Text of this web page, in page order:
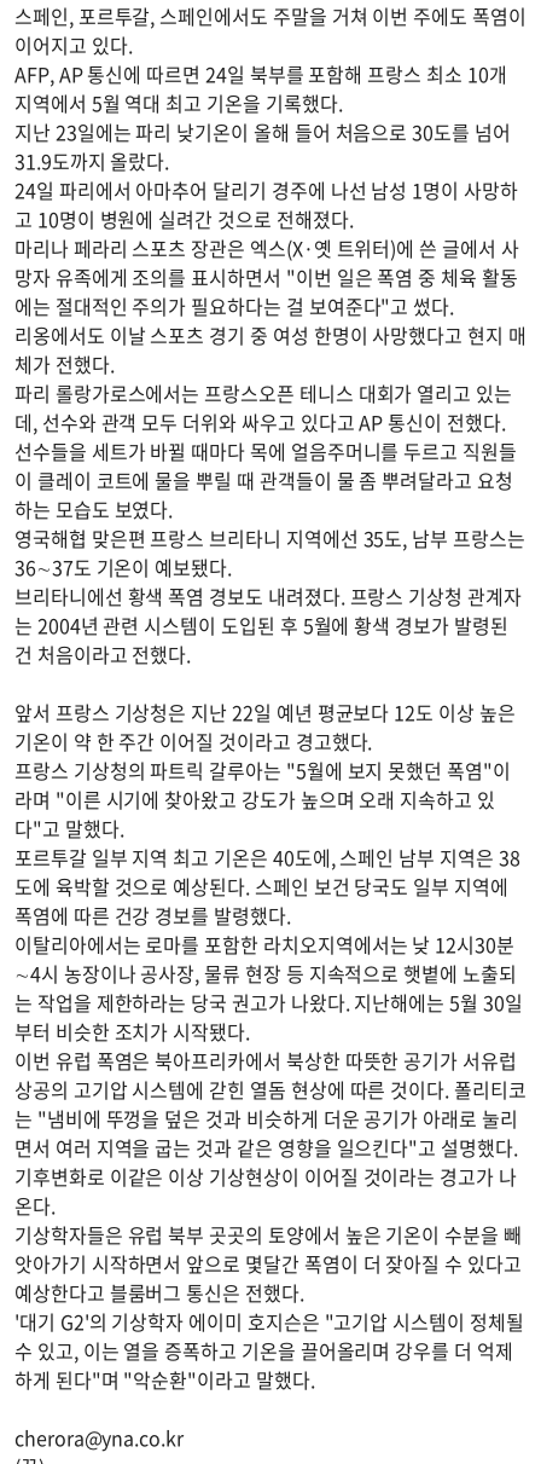
스페인, 포르투갈, 스페인에서도 주말을 거쳐 이번 주에도 폭염이
이어지고 있다.
AFP, AP 통신에 따르면 24일 북부를 포함해 프랑스 최소 10개
지역에서 5월 역대 최고 기온을 기록했다.
지난 23일에는 파리 낮기온이 올해 들어 처음으로 30도를 넘어
31.9도까지 올랐다.
24일 파리에서 아마추어 달리기 경주에 나선 남성 1명이 사망하
고 10명이 병원에 실려간 것으로 전해졌다.
마리나 페라리 스포츠 장관은 엑스(X·옛 트위터)에 쓴 글에서 사
망자 유족에게 조의를 표시하면서 "이번 일은 폭염 중 체육 활동
에는 절대적인 주의가 필요하다는 걸 보여준다"고 썼다.
리옹에서도 이날 스포츠 경기 중 여성 한명이 사망했다고 현지 매
체가 전했다.
파리 롤랑가로스에서는 프랑스오픈 테니스 대회가 열리고 있는
데, 선수와 관객 모두 더위와 싸우고 있다고 AP 통신이 전했다.
선수들을 세트가 바뀔 때마다 목에 얼음주머니를 두르고 직원들
이 클레이 코트에 물을 뿌릴 때 관객들이 물 좀 뿌려달라고 요청
하는 모습도 보였다.
영국해협 맞은편 프랑스 브리타니 지역에선 35도, 남부 프랑스는
36∼37도 기온이 예보됐다.
브리타니에선 황색 폭염 경보도 내려졌다. 프랑스 기상청 관계자
는 2004년 관련 시스템이 도입된 후 5월에 황색 경보가 발령된
건 처음이라고 전했다.
앞서 프랑스 기상청은 지난 22일 예년 평균보다 12도 이상 높은
기온이 약 한 주간 이어질 것이라고 경고했다.
프랑스 기상청의 파트릭 갈루아는 "5월에 보지 못했던 폭염"이
라며 "이른 시기에 찾아왔고 강도가 높으며 오래 지속하고 있
다"고 말했다.
포르투갈 일부 지역 최고 기온은 40도에, 스페인 남부 지역은 38
도에 육박할 것으로 예상된다. 스페인 보건 당국도 일부 지역에
폭염에 따른 건강 경보를 발령했다.
이탈리아에서는 로마를 포함한 라치오지역에서는 낮 12시30분
∼4시 농장이나 공사장, 물류 현장 등 지속적으로 햇볕에 노출되
는 작업을 제한하라는 당국 권고가 나왔다. 지난해에는 5월 30일
부터 비슷한 조치가 시작됐다.
이번 유럽 폭염은 북아프리카에서 북상한 따뜻한 공기가 서유럽
상공의 고기압 시스템에 갇힌 열돔 현상에 따른 것이다. 폴리티코
는 "냄비에 뚜껑을 덮은 것과 비슷하게 더운 공기가 아래로 눌리
면서 여러 지역을 굽는 것과 같은 영향을 일으킨다"고 설명했다.
기후변화로 이같은 이상 기상현상이 이어질 것이라는 경고가 나
온다.
기상학자들은 유럽 북부 곳곳의 토양에서 높은 기온이 수분을 빼
앗아가기 시작하면서 앞으로 몇달간 폭염이 더 잦아질 수 있다고
예상한다고 블룸버그 통신은 전했다.
'대기 G2'의 기상학자 에이미 호지슨은 "고기압 시스템이 정체될
수 있고, 이는 열을 증폭하고 기온을 끌어올리며 강우를 더 억제
하게 된다"며 "악순환"이라고 말했다.
cherora@yna.co.kr